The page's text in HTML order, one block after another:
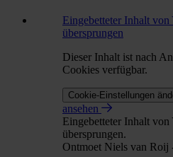
Eingebetteter Inhalt
übersprungen
Dieser Inhalt ist nach
Cookies verfügbar.
Cookie-Einstellungen
ansehen
Eingebetteter Inhalt
übersprungen.
Ontmoet Niels van Roij